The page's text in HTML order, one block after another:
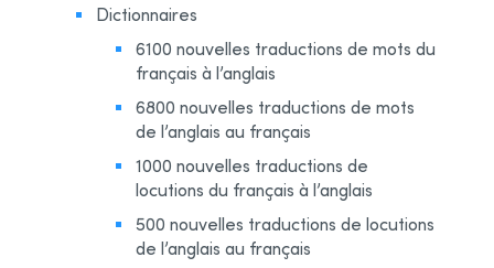
Dictionnaires
6100 nouvelles traductions de mots du
français à l’anglais
6800 nouvelles traductions de mots
de l’anglais au français
1000 nouvelles traductions de
locutions du français à l’anglais
500 nouvelles traductions de locutions
de l’anglais au français